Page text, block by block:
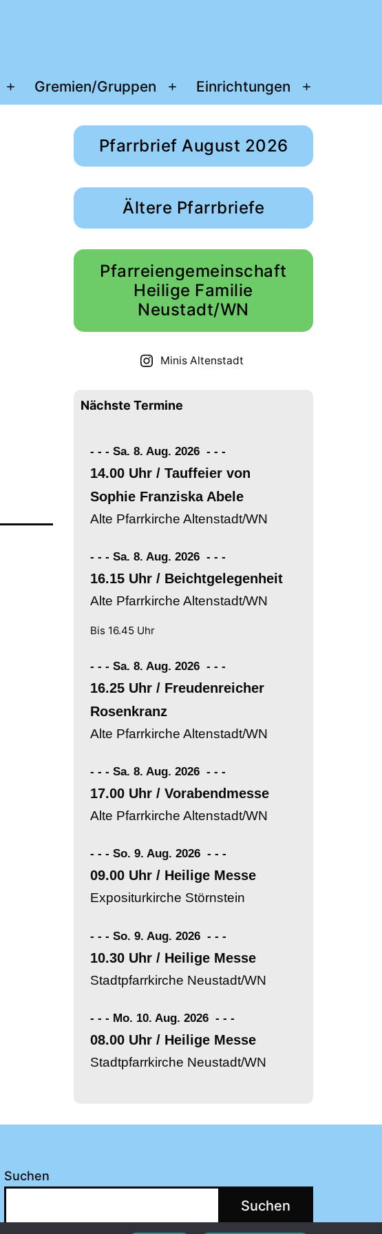
Menü
Gremien/Gruppen
Menü
Einrichtungen
Pfarrbrief August 2026
Ältere Pfarrbriefe
Pfarreiengemeinschaft
Heilige Familie
Neustadt/WN
Minis Altenstadt
Nächste Termine
- - - Sa. 8. Aug. 2026 - --
14.00 Uhr / Tauffeier von
Sophie Franziska Abele
Alte Pfarrkirche Altenstadt/WN
- - - Sa. 8. Aug. 2026 - --
16.15 Uhr / Beichtgelegenheit
Alte Pfarrkirche Altenstadt/WN
Bis 16.45 Uhr
- - - Sa. 8. Aug. 2026 - --
16.25 Uhr / Freudenreicher
Rosenkranz
Alte Pfarrkirche Altenstadt/WN
- - - Sa. 8. Aug. 2026 - --
17.00 Uhr / Vorabendmesse
Alte Pfarrkirche Altenstadt/WN
- - - So. 9. Aug. 2026 - --
09.00 Uhr / Heilige Messe
Expositurkirche Störnstein
- - - So. 9. Aug. 2026 - --
10.30 Uhr / Heilige Messe
Stadtpfarrkirche Neustadt/WN
- - - Mo. 10. Aug. 2026 - --
08.00 Uhr / Heilige Messe
Stadtpfarrkirche Neustadt/WN
Suchen
Suchen